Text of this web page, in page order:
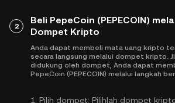
2
Beli PepeCoin (PEPECOIN)
Dompet Kripto
Anda dapat membeli mata uang kripto
secara langsung melalui dompet kripto.
didukung oleh dompet, Anda dapat
PepeCoin (PEPECOIN) melalui langkah
1. Pilih dompet: Pilihlah dompet